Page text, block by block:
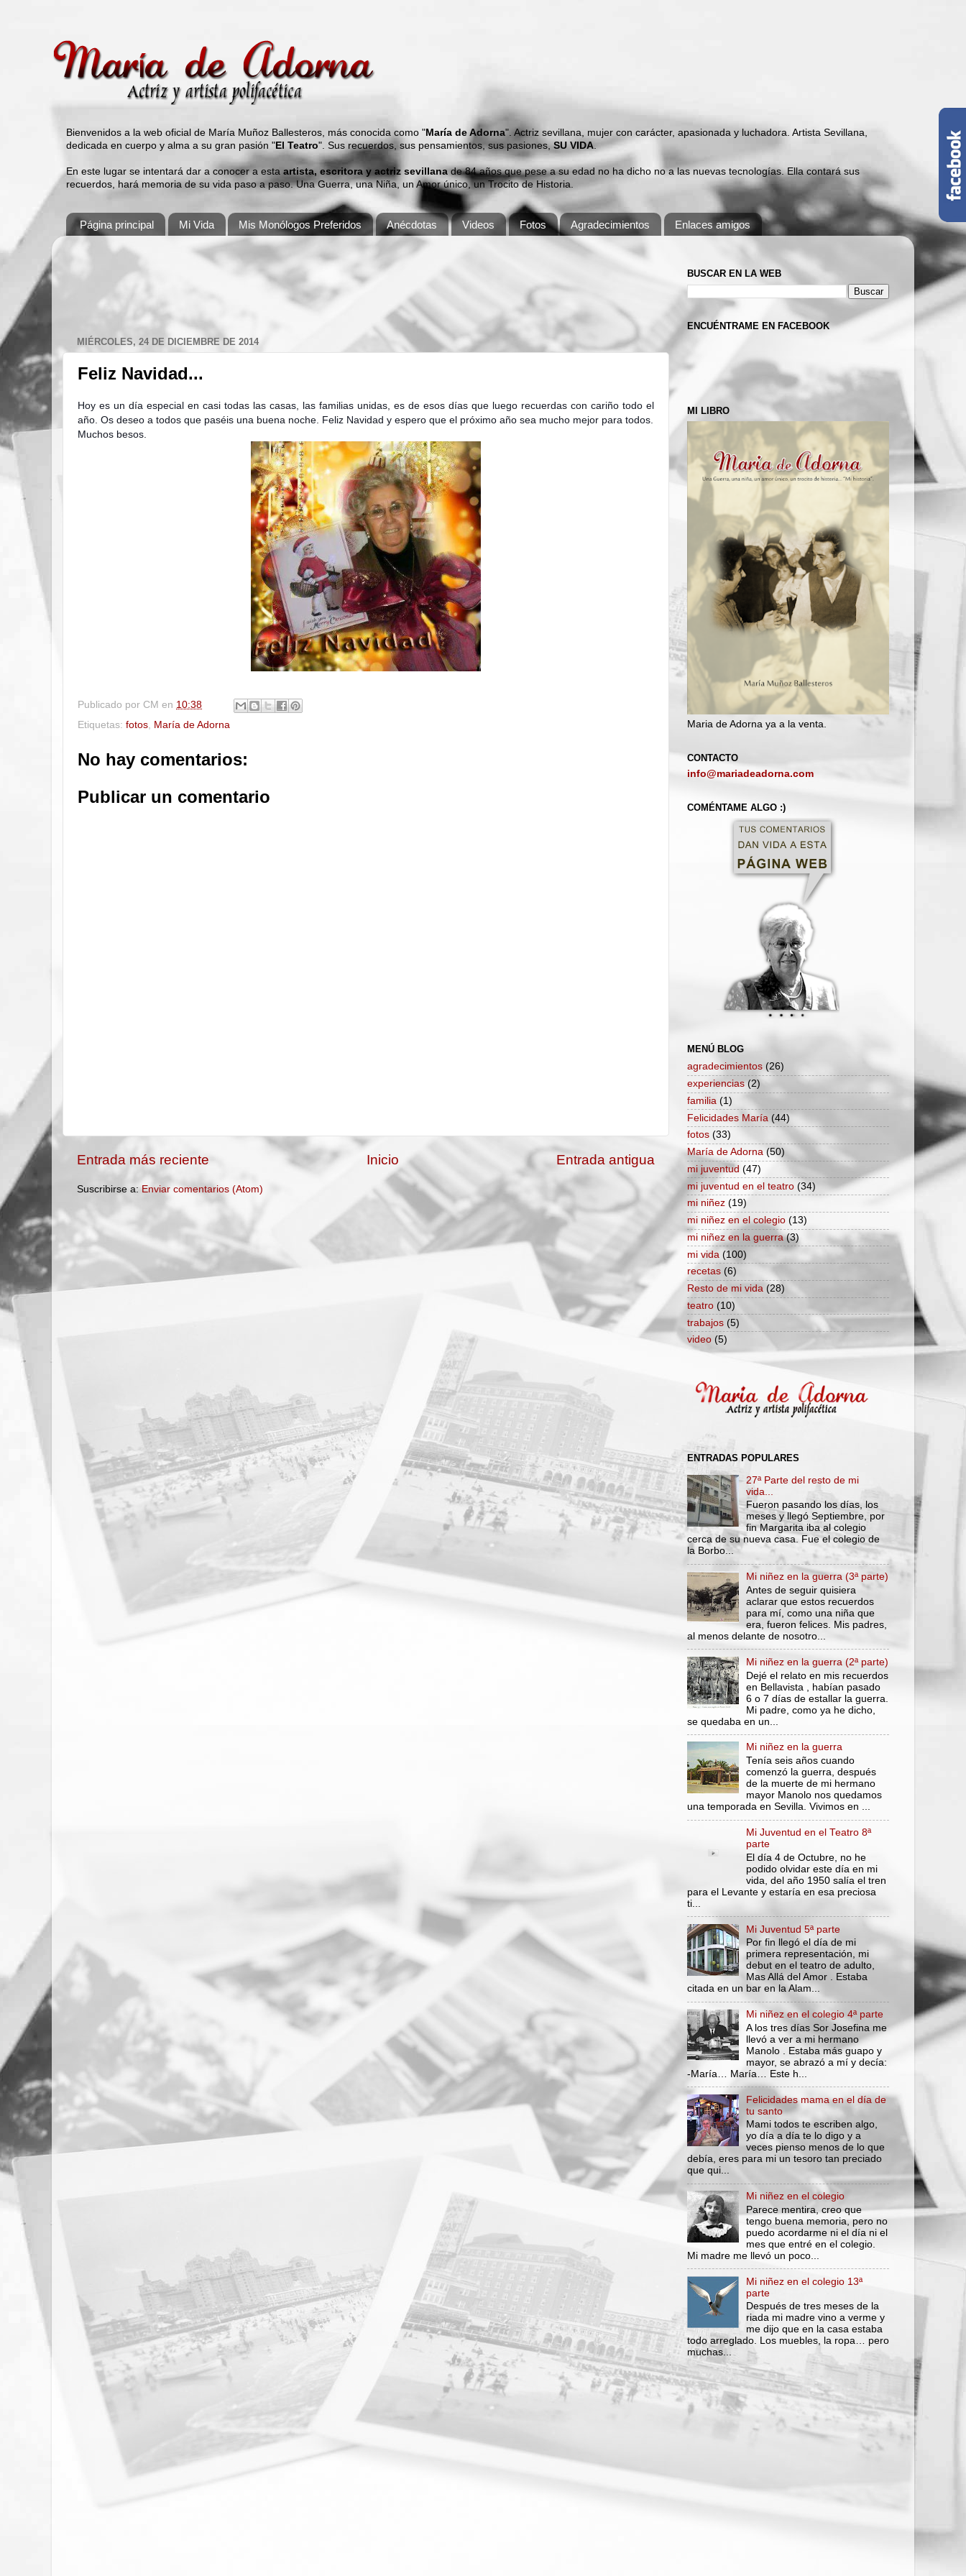
Bienvenidos a la web oficial de María Muñoz Ballesteros, más conocida como "María de Adorna". Actriz sevillana, mujer con carácter, apasionada y luchadora. Artista Sevillana,
dedicada en cuerpo y alma a su gran pasión " El Teatro". Sus recuerdos, sus pensamientos, sus pasiones,SU VIDA.
En este lugar se intentará dar a conocer a esta artista, escritora y actriz sevillana de 84 años que pese a su edad no ha dicho no a las nuevas tecnologías. Ella contará sus
recuerdos, hará memoria de su vida paso a paso. Una Guerra, una Niña, un Amor único, un Trocito de Historia.
Página principal Mi Vida Mis Monólogos Preferidos Anécdotas Videos Fotos Agradecimientos Enlaces amigos
MIÉRCOLES, 24 DE DICIEMBRE DE 2014
Feliz Navidad...
Hoy es un día especial en casi todas las casas, las familias unidas, es de esos días que luego recuerdas con cariño todo el
año. Os deseo a todos que paséis una buena noche. Feliz Navidad y espero que el próximo año sea mucho mejor para todos.
Muchos besos.
Publicado por CM en 10:38
Etiquetas: fotos, María de Adorna
No hay comentarios:
Publicar un comentario
Entrada más reciente Entrada antigua
Inicio
Suscribirse a:Enviar comentarios (Atom)
BUSCAR EN LA WEB
ENCUÉNTRAME EN FACEBOOK
MI LIBRO
Maria de Adorna ya a la venta.
CONTACTO
info@mariadeadorna.com
COMÉNTAME ALGO :)
MENÚ BLOG
agradecimientos (26)
experiencias (2)
familia (1)
Felicidades María (44)
fotos (33)
María de Adorna (50)
mi juventud (47)
mi juventud en el teatro (34)
mi niñez (19)
mi niñez en el colegio (13)
mi niñez en la guerra (3)
mi vida (100)
recetas (6)
Resto de mi vida (28)
teatro (10)
trabajos (5)
video (5)
ENTRADAS POPULARES
27ª Parte del resto de mi
vida...
Fueron pasando los días, los
meses y llegó Septiembre, por
fin Margarita iba al colegio
cerca de su nueva casa. Fue el colegio de
la Borbo...
Mi niñez en la guerra (3ª parte)
Antes de seguir quisiera
aclarar que estos recuerdos
para mí, como una niña que
era, fueron felices. Mis padres,
al menos delante de nosotro...
Mi niñez en la guerra (2ª parte)
Dejé el relato en mis recuerdos
en Bellavista , habían pasado
6 o 7 días de estallar la guerra.
Mi padre, como ya he dicho,
se quedaba en un...
Mi niñez en la guerra
Tenía seis años cuando
comenzó la guerra, después
de la muerte de mi hermano
mayor Manolo nos quedamos
una temporada en Sevilla. Vivimos en ...
Mi Juventud en el Teatro 8ª
parte
El día 4 de Octubre, no he
podido olvidar este día en mi
vida, del año 1950 salía el tren
para el Levante y estaría en esa preciosa
ti...
Mi Juventud 5ª parte
Por fin llegó el día de mi
primera representación, mi
debut en el teatro de adulto,
Mas Allá del Amor . Estaba
citada en un bar en la Alam...
Mi niñez en el colegio 4ª parte
A los tres días Sor Josefina me
llevó a ver a mi hermano
Manolo . Estaba más guapo y
mayor, se abrazó a mí y decía:
-María… María… Este h...
Felicidades mama en el día de
tu santo
Mami todos te escriben algo,
yo día a día te lo digo y a
veces pienso menos de lo que
debía, eres para mi un tesoro tan preciado
que qui...
Mi niñez en el colegio
Parece mentira, creo que
tengo buena memoria, pero no
puedo acordarme ni el día ni el
mes que entré en el colegio.
Mi madre me llevó un poco...
Mi niñez en el colegio 13ª
parte
Después de tres meses de la
riada mi madre vino a verme y
me dijo que en la casa estaba
todo arreglado. Los muebles, la ropa… pero
muchas...